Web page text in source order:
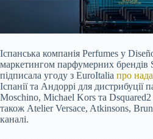
Іспанська компанія Perfumes y
маркетингом парфумерних брендів
підписала угоду з EuroItalia про
Іспанії та Андоррі для дистрибуції
Moschino, Michael Kors та Dsquared2
також Atelier Versace, Atkinsons,
каналі.